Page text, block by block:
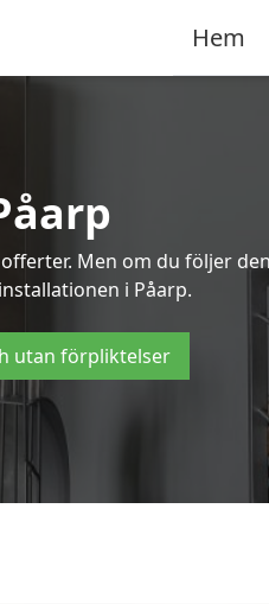
Hem
Men om du följer
i Påarp.
utan förpliktelser